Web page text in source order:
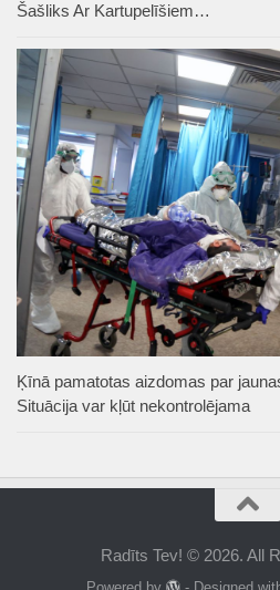
Šašliks Ar Kartupelīšiem…
Ķīnā pamatotas aizdomas par
Situācija var kļūt nekontrolējama
Radīts Tev! © 2026. All